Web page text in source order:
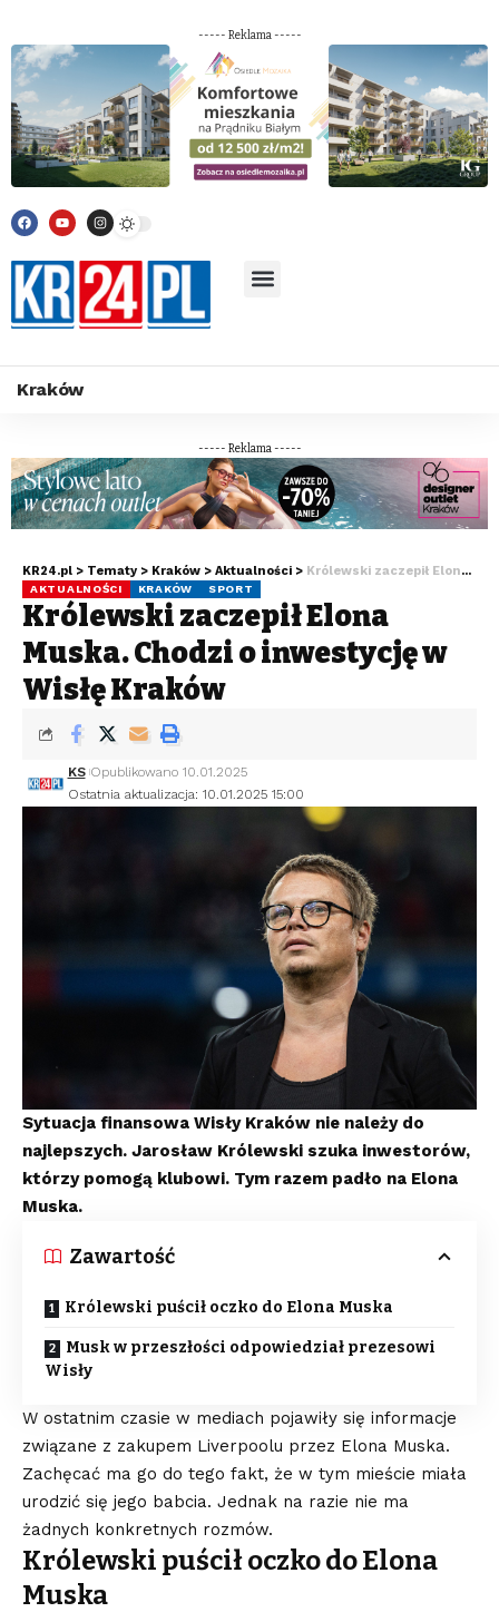
----- Reklama -----
Kraków
----- Reklama -----
KR24.pl > Tematy > Kraków > Aktualności > Królewski zaczepił Elona Muska. Chodzi o inwestycję w Wisłę Kraków
AKTUALNOŚCI KRAKÓW SPORT
Królewski zaczepił Elona
Muska. Chodzi o inwestycję w
Wisłę Kraków
Ostatnia aktualizacja: 10.01.2025 15:00
KS Opublikowano 10.01.2025
Sytuacja finansowa Wisły Kraków nie należy do
najlepszych. Jarosław Królewski szuka inwestorów,
którzy pomogą klubowi. Tym razem padło na Elona
Muska.
Zawartość
Królewski puścił oczko do Elona Muska
Musk w przeszłości odpowiedział prezesowi
Wisły
W ostatnim czasie w mediach pojawiły się informacje
związane z zakupem Liverpoolu przez Elona Muska.
Zachęcać ma go do tego fakt, że w tym mieście miała
urodzić się jego babcia. Jednak na razie nie ma
żadnych konkretnych rozmów.
Królewski puścił oczko do Elona
Muska